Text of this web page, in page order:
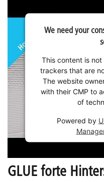
GLUE forte
We need your
This content is
trackers that are
The website
with their CMP to
of
Powered by